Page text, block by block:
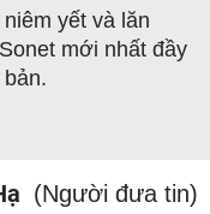
yết và lăn
mới nhất đầy
(Người đưa tin)